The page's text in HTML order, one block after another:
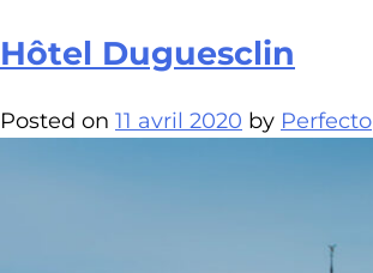
Hôtel Duguesclin
Posted on 11 avril 2020 by Perfecto